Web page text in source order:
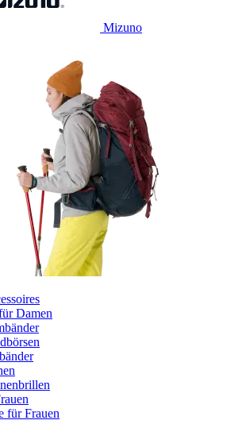
Mizuno
Damen
für Frauen